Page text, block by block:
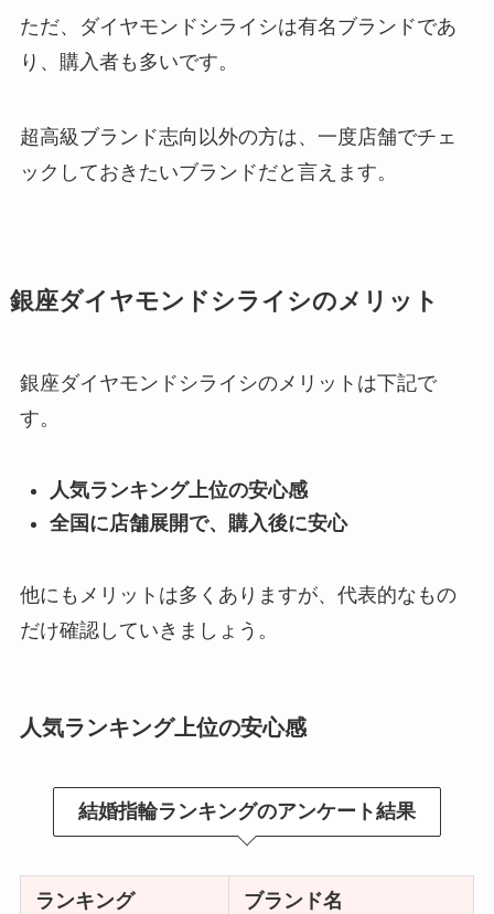
ただ、ダイヤモンドシライシは有名ブランドであ
り、購入者も多いです。
超高級ブランド志向以外の方は、一度店舗でチェ
ックしておきたいブランドだと言えます。
銀座ダイヤモンドシライシのメリット
銀座ダイヤモンドシライシのメリットは下記で
す。
人気ランキング上位の安心感
全国に店舗展開で、購入後に安心
他にもメリットは多くありますが、代表的なもの
だけ確認していきましょう。
人気ランキング上位の安心感
結婚指輪ランキングのアンケート結果
ランキング ブランド名